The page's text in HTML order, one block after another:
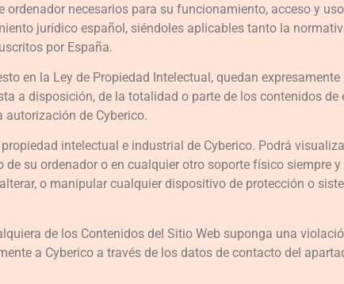
necesarios para su funcionamiento, acceso y
jurídico español, siéndoles aplicables tanto la
por España.
en la Ley de Propiedad Intelectual, quedan
a disposición, de la totalidad o parte de los contenidos de
de Cyberico.
intelectual e industrial de Cyberico. Podrá
su ordenador o en cualquier otro soporte físico siempre
o manipular cualquier dispositivo de protección o
de los Contenidos del Sitio Web suponga una
a Cyberico a través de los datos de contacto del